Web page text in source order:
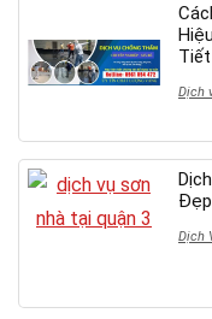
Dịch
Dịch